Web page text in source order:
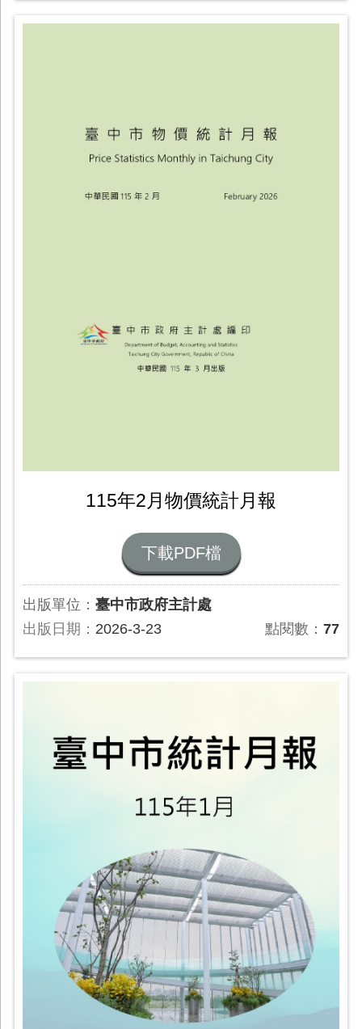
115年2月物價統計月報
下載PDF檔
出版單位： 臺中市政府主計處
出版日期： 2026-3-23 點閱數：77